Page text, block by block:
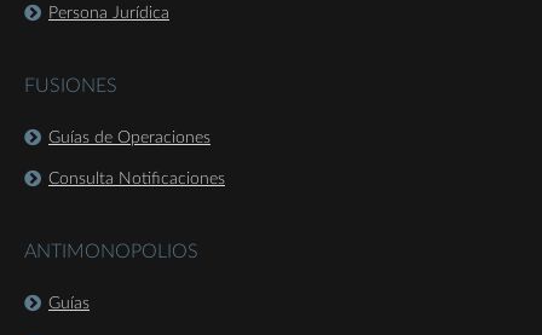
Persona Jurídica
FUSIONES
Guías de Operaciones
Consulta Notificaciones
ANTIMONOPOLIOS
Guías